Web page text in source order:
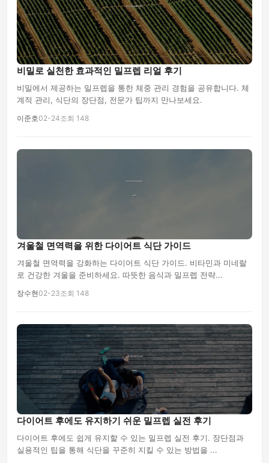
비밀로 실천한 효과적인 밀프렙 리얼 후기
비밀에서 제공하는 밀프렙을 통한 체중 관리 경험을 공유합니다. 체
계적 관리, 식단의 장단점, 전문가 팁까지 만나보세요.
이준호02-24조회 148
겨울철 면역력을 위한 다이어트 식단 가이드
겨울철 면역력을 강화하는 다이어트 식단 가이드. 비타민과 미네랄
로 건강한 겨울을 준비하세요. 따뜻한 음식과 밀프렙 전략...
장수현02-23조회 148
다이어트 후에도 유지하기 쉬운 밀프렙 실전 후기
다이어트 후에도 쉽게 유지할 수 있는 밀프렙 실전 후기. 장단점과
실용적인 팁을 통해 식단을 꾸준히 지킬 수 있는 방법을 ...